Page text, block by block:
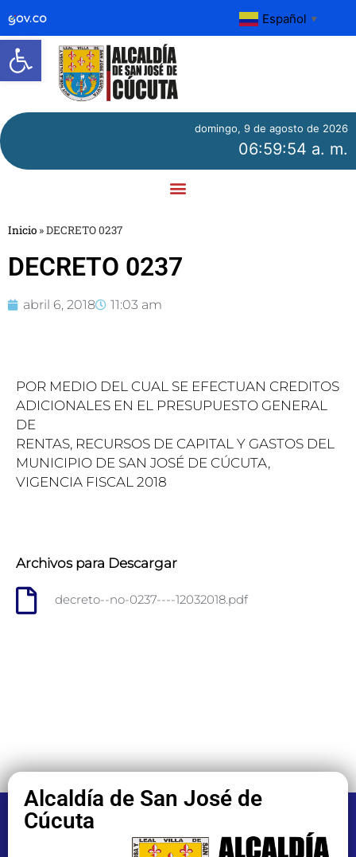
Abrir barra de herramientas
Español ▼
domingo, 9 de agosto de 2026
06:59:54 a. m.
Inicio »DECRETO 0237
DECRETO 0237
abril 6, 2018 11:03 am
POR MEDIO DEL CUAL SE EFECTUAN CREDITOS
ADICIONALES EN EL PRESUPUESTO GENERAL
DE
RENTAS, RECURSOS DE CAPITAL Y GASTOS DEL
MUNICIPIO DE SAN JOSÉ DE CÚCUTA,
VIGENCIA FISCAL 2018
Archivos para Descargar
decreto--no-0237----12032018.pdf
Alcaldía de San José de
Cúcuta